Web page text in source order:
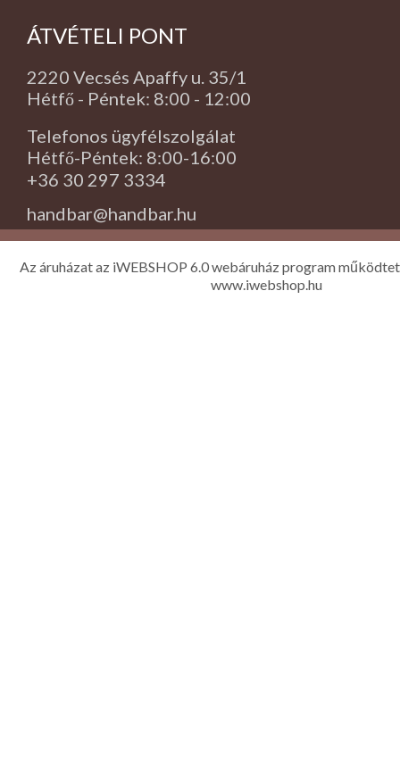
ÁTVÉTELI PONT
2220 Vecsés Apaffy u. 35/1
Hétfő - Péntek: 8:00 - 12:00
Telefonos ügyfélszolgálat
Hétfő-Péntek: 8:00-16:00
+36 30 297 3334
handbar@handbar.hu
Az áruházat az iWEBSHOP 6.0 webáruház program
www.iwebshop.hu